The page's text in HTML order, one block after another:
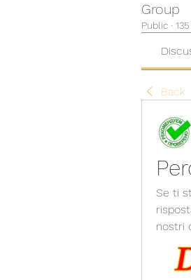
Group
Public ·
Back
Se ti
nostri